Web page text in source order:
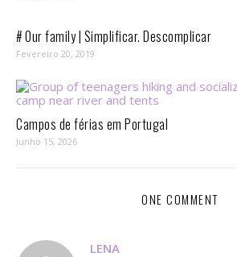
# Our family | Simplificar. Descomplicar
Fevereiro 20, 2019
Campos de férias em Portugal
Junho 15, 2026
ONE COMMENT
LENA